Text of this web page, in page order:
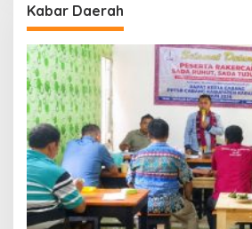
Kabar Daerah